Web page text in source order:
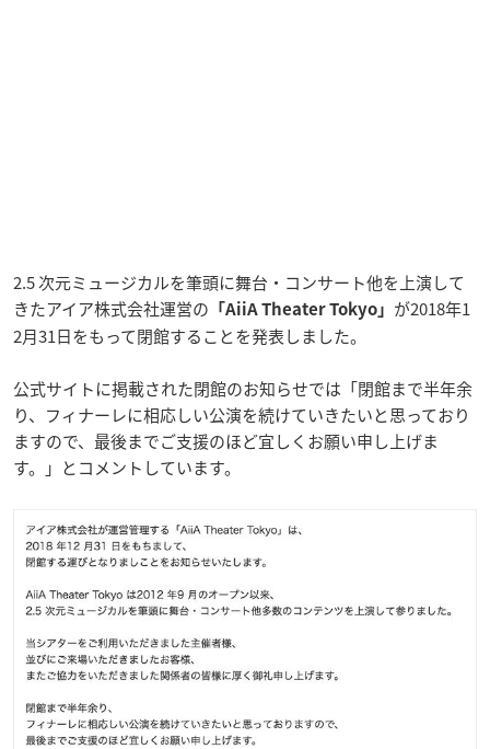
2.5 次元ミュージカルを筆頭に舞台・コンサート他を上演して
きたアイア株式会社運営の 「AiiA Theater Tokyo」 が2018年1
2月31日をもって閉館することを発表しました。
公式サイトに掲載された閉館のお知らせでは「閉館まで半年余
り、フィナーレに相応しい公演を続けていきたいと思っており
ますので、最後までご支援のほど宜しくお願い申し上げま
す。」とコメントしています。